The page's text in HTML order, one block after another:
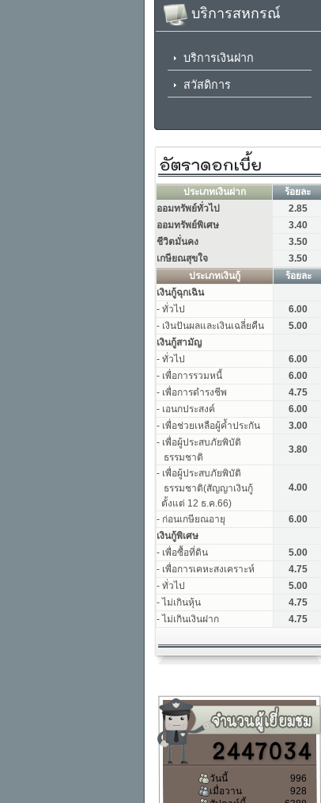
บริการสหกรณ์
บริการเงินฝาก
สวัสดิการ
วันนี้
996
เมื่อวาน
928